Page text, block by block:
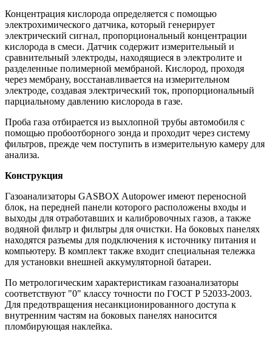
Концентрация кислорода определяется с помощью
электрохимического датчика, который генерирует
электрический сигнал, пропорциональный концентрации
кислорода в смеси. Датчик содержит измерительный и
сравнительный электроды, находящиеся в электролите и
разделенные полимерной мембраной. Кислород, проходя
через мембрану, восстанавливается на измерительном
электроде, создавая электрический ток, пропорциональный
парциальному давлению кислорода в газе.
Проба газа отбирается из выхлопной трубы автомобиля с
помощью пробоотборного зонда и проходит через систему
фильтров, прежде чем поступить в измерительную камеру для
анализа.
Конструкция
Газоанализаторы GASBOX Autopower имеют переносной
блок, на передней панели которого расположены входы и
выходы для отработавших и калибровочных газов, а также
водяной фильтр и фильтры для очистки. На боковых панелях
находятся разъемы для подключения к источнику питания и
компьютеру. В комплект также входит специальная тележка
для установки внешней аккумуляторной батареи.
По метрологическим характеристикам газоанализаторы
соответствуют "0" классу точности по ГОСТ Р 52033-2003.
Для предотвращения несанкционированного доступа к
внутренним частям на боковых панелях наносится
пломбирующая наклейка.